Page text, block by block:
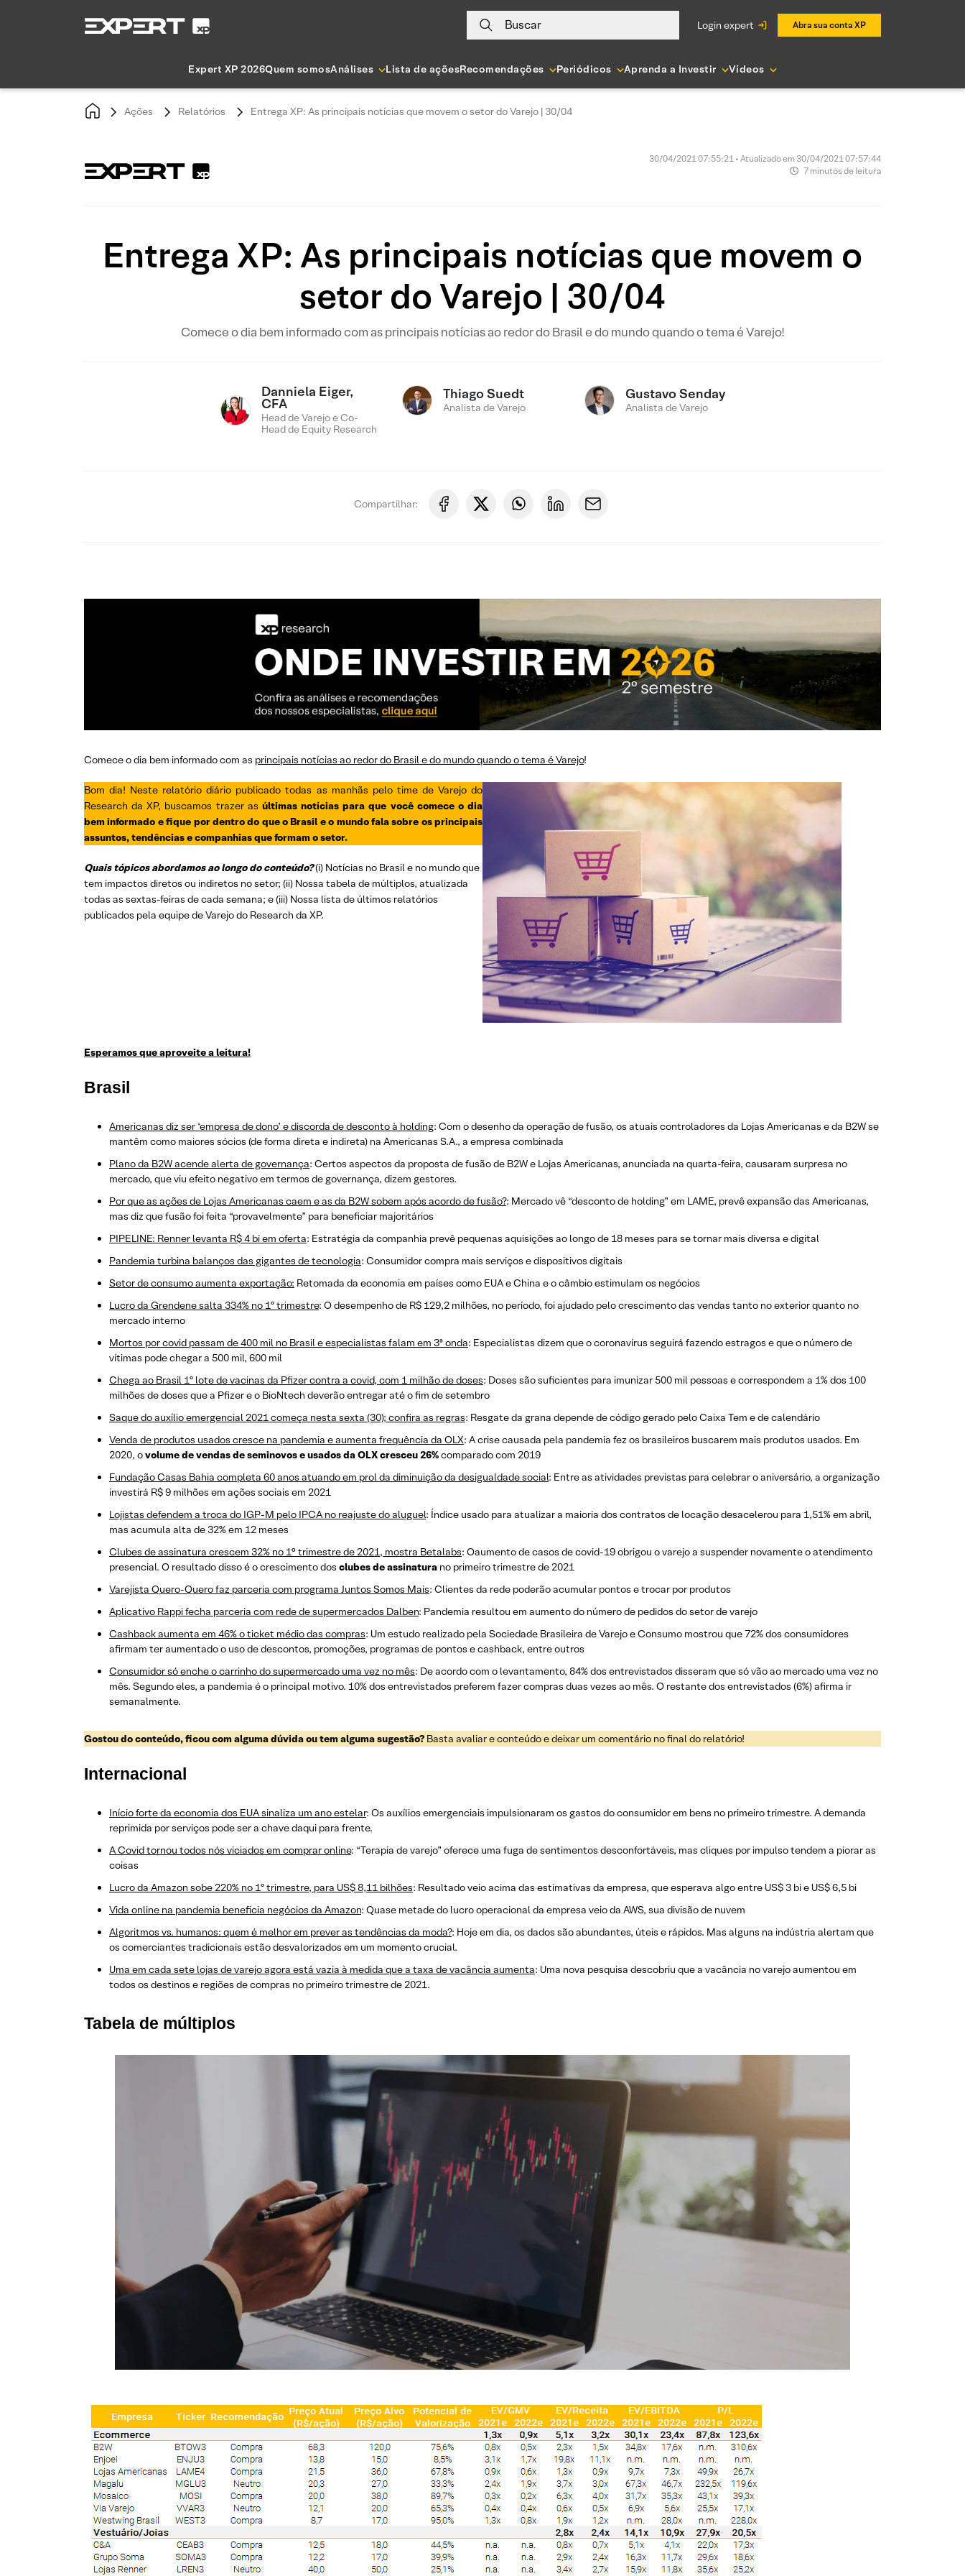
Buscar login expert Abra sua conta XP
Expert XP 2026Quem somosAnálises Lista de açõesRecomendações Periódicos Aprenda a Investir Vídeos
Ações Relatórios Entrega XP: As principais notícias que movem o setor do Varejo | 30/04
30/04/2021 07:55:21 • Atualizado em 30/04/2021 07:57:44
7 minutos de leitura
Entrega XP: As principais notícias que movem o
setor do Varejo | 30/04
Comece o dia bem informado com as principais notícias ao redor do Brasil e do mundo quando o tema é Varejo!
Danniela Eiger,
CFA
Head de Varejo e Co-
Head de Equity Research
Thiago Suedt
Analista de Varejo
Gustavo Senday
Analista de Varejo
Compartilhar:
Comece o dia bem informado com as principais notícias ao redor do Brasil e do mundo quando o tema é Varejo!
Bom dia! Neste relatório diário publicado todas as manhãs pelo time de Varejo do
Research da XP, buscamos trazer as últimas notícias para que você comece o dia
bem informado e fique por dentro do que o Brasil e o mundo fala sobre os principais
assuntos, tendências e companhias que formam o setor.
Quais tópicos abordamos ao longo do conteúdo?(i) Notícias no Brasil e no mundo que
tem impactos diretos ou indiretos no setor; (ii) Nossa tabela de múltiplos, atualizada
todas as sextas-feiras de cada semana; e (iii) Nossa lista de últimos relatórios
publicados pela equipe de Varejo do Research da XP.
Esperamos que aproveite a leitura!
Brasil
Americanas diz ser ‘empresa de dono’ e discorda de desconto à holding: Com o desenho da operação de fusão, os atuais controladores da Lojas Americanas e da B2W se
mantêm como maiores sócios (de forma direta e indireta) na Americanas S.A., a empresa combinada
Plano da B2W acende alerta de governança: Certos aspectos da proposta de fusão de B2W e Lojas Americanas, anunciada na quarta-feira, causaram surpresa no
mercado, que viu efeito negativo em termos de governança, dizem gestores.
Por que as ações de Lojas Americanas caem e as da B2W sobem após acordo de fusão?: Mercado vê “desconto de holding” em LAME, prevê expansão das Americanas,
mas diz que fusão foi feita “provavelmente” para beneficiar majoritários
PIPELINE: Renner levanta R$ 4 bi em oferta: Estratégia da companhia prevê pequenas aquisições ao longo de 18 meses para se tornar mais diversa e digital
Pandemia turbina balanços das gigantes de tecnologia: Consumidor compra mais serviços e dispositivos digitais
Setor de consumo aumenta exportação: Retomada da economia em países como EUA e China e o câmbio estimulam os negócios
Lucro da Grendene salta 334% no 1º trimestre: O desempenho de R$ 129,2 milhões, no período, foi ajudado pelo crescimento das vendas tanto no exterior quanto no
mercado interno
Mortos por covid passam de 400 mil no Brasil e especialistas falam em 3ª onda: Especialistas dizem que o coronavírus seguirá fazendo estragos e que o número de
vítimas pode chegar a 500 mil, 600 mil
Chega ao Brasil 1º lote de vacinas da Pfizer contra a covid, com 1 milhão de doses: Doses são suficientes para imunizar 500 mil pessoas e correspondem a 1% dos 100
milhões de doses que a Pfizer e o BioNtech deverão entregar até o fim de setembro
Saque do auxílio emergencial 2021 começa nesta sexta (30); confira as regras: Resgate da grana depende de código gerado pelo Caixa Tem e de calendário
Venda de produtos usados cresce na pandemia e aumenta frequência da OLX: A crise causada pela pandemia fez os brasileiros buscarem mais produtos usados. Em
2020, ovolume de vendas de seminovos e usados da OLX cresceu 26%comparado com 2019
Fundação Casas Bahia completa 60 anos atuando em prol da diminuição da desigualdade social: Entre as atividades previstas para celebrar o aniversário, a organização
investirá R$ 9 milhões em ações sociais em 2021
Lojistas defendem a troca do IGP-M pelo IPCA no reajuste do aluguel: Índice usado para atualizar a maioria dos contratos de locação desacelerou para 1,51% em abril,
mas acumula alta de 32% em 12 meses
Clubes de assinatura crescem 32% no 1° trimestre de 2021, mostra Betalabs: Oaumento de casos de covid-19 obrigou o varejo a suspender novamente o atendimento
presencial. O resultado disso é o crescimento dos clubes de assinatura no primeiro trimestre de 2021
Varejista Quero-Quero faz parceria com programa Juntos Somos Mais: Clientes da rede poderão acumular pontos e trocar por produtos
Aplicativo Rappi fecha parceria com rede de supermercados Dalben: Pandemia resultou em aumento do número de pedidos do setor de varejo
Cashback aumenta em 46% o ticket médio das compras: Um estudo realizado pela Sociedade Brasileira de Varejo e Consumo mostrou que 72% dos consumidores
afirmam ter aumentado o uso de descontos, promoções, programas de pontos e cashback, entre outros
Consumidor só enche o carrinho do supermercado uma vez no mês: De acordo com o levantamento, 84% dos entrevistados disseram que só vão ao mercado uma vez no
mês. Segundo eles, a pandemia é o principal motivo. 10% dos entrevistados preferem fazer compras duas vezes ao mês. O restante dos entrevistados (6%) afirma ir
semanalmente.
Gostou do conteúdo, ficou com alguma dúvida ou tem alguma sugestão? Basta avaliar e conteúdo e deixar um comentário no final do relatório!
Internacional
Início forte da economia dos EUA sinaliza um ano estelar: Os auxílios emergenciais impulsionaram os gastos do consumidor em bens no primeiro trimestre. A demanda
reprimida por serviços pode ser a chave daqui para frente.
A Covid tornou todos nós viciados em comprar online: “Terapia de varejo” oferece uma fuga de sentimentos desconfortáveis, mas cliques por impulso tendem a piorar as
coisas
Lucro da Amazon sobe 220% no 1º trimestre, para US$ 8,11 bilhões: Resultado veio acima das estimativas da empresa, que esperava algo entre US$ 3 bi e US$ 6,5 bi
Vida online na pandemia beneficia negócios da Amazon: Quase metade do lucro operacional da empresa veio da AWS, sua divisão de nuvem
Algoritmos vs. humanos: quem é melhor em prever as tendências da moda?: Hoje em dia, os dados são abundantes, úteis e rápidos. Mas alguns na indústria alertam que
os comerciantes tradicionais estão desvalorizados em um momento crucial.
Uma em cada sete lojas de varejo agora está vazia à medida que a taxa de vacância aumenta: Uma nova pesquisa descobriu que a vacância no varejo aumentou em
todos os destinos e regiões de compras no primeiro trimestre de 2021.
Tabela de múltiplos